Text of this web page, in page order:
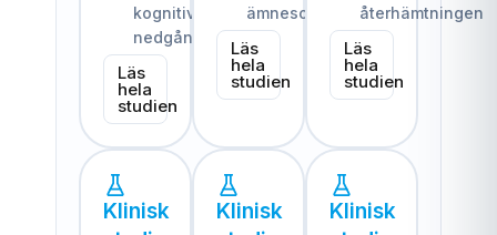
kognitiv
nedgång
Läs
hela
studien
ämnesomsättning
Läs
hela
studien
återhämtningen
Läs
hela
studien
Klinisk
Klinisk
Klinisk